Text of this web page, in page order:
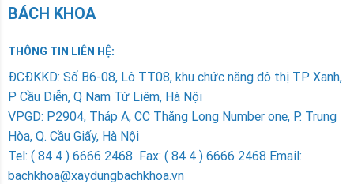
BÁCH KHOA
THÔNG TIN LIÊN HỆ:
ÐCÐKKD: Số B6-08, Lô TT08, khu chức năng đô thị TP Xanh,
P Cầu Diễn, Q Nam Từ Liêm, Hà Nội
VPGD: P2904, Tháp A, CC Thăng Long Number one, P. Trung
Hòa, Q. Cầu Giấy, Hà Nội
Tel: ( 84 4 ) 6666 2468 Fax: ( 84 4 ) 6666 2468 Email:
bachkhoa@xaydungbachkhoa.vn